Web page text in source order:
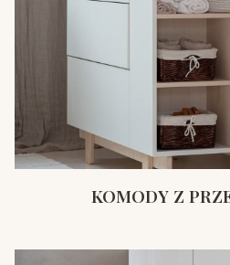
KOMODY Z